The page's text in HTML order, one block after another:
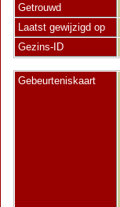
Getrouwd
Laatst gewijzigd op
Gezins-ID
Gebeurteniskaart